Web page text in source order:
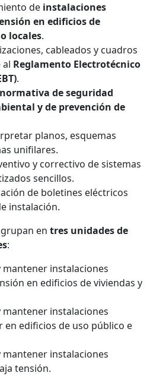
de instalaciones
en edificios de
locales.
cableados y cuadros
Reglamento Electrotécnico
.
normativa de seguridad
y de prevención de
planos, esquemas
unifilares.
y correctivo de sistemas
sencillos.
de boletines eléctricos
instalación.
en tres unidades de
:
instalaciones
en edificios de viviendas y
instalaciones
en edificios de uso público e
instalaciones
tensión.